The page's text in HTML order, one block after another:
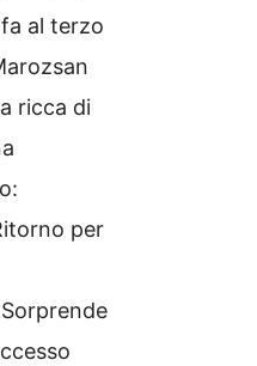
al terzo
ricca di
per